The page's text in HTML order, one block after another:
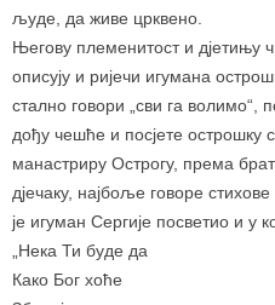
људе, да живе црквено.
Његову племенитост и дјетињу
описују и ријечи игумана
стално говори „сви га волимо“,
дођу чешће и посјете острошку
манастриру Острогу, према
дјечаку, најбоље говоре
је игуман Сергије посветио и у
„Нека Ти буде да
Како Бог хоће